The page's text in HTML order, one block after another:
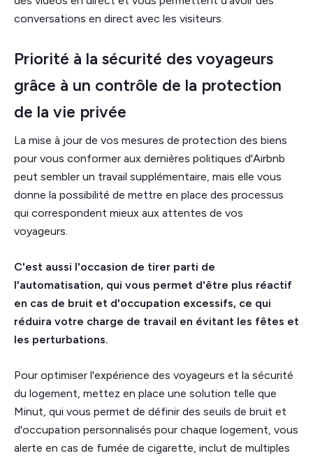
conversations en direct avec les visiteurs.
Priorité à la sécurité des voyageurs
grâce à un contrôle de la protection
de la vie privée
La mise à jour de vos mesures de protection des biens
pour vous conformer aux dernières politiques d'Airbnb
peut sembler un travail supplémentaire, mais elle vous
donne la possibilité de mettre en place des processus
qui correspondent mieux aux attentes de vos
voyageurs.
C'est aussi l'occasion de tirer parti de
l'automatisation, qui vous permet d'être plus réactif
en cas de bruit et d'occupation excessifs, ce qui
réduira votre charge de travail en évitant les fêtes et
les perturbations.
Pour optimiser l'expérience des voyageurs et la sécurité
du logement, mettez en place une solution telle que
Minut, qui vous permet de définir des seuils de bruit et
d'occupation personnalisés pour chaque logement, vous
alerte en cas de fumée de cigarette, inclut de multiples